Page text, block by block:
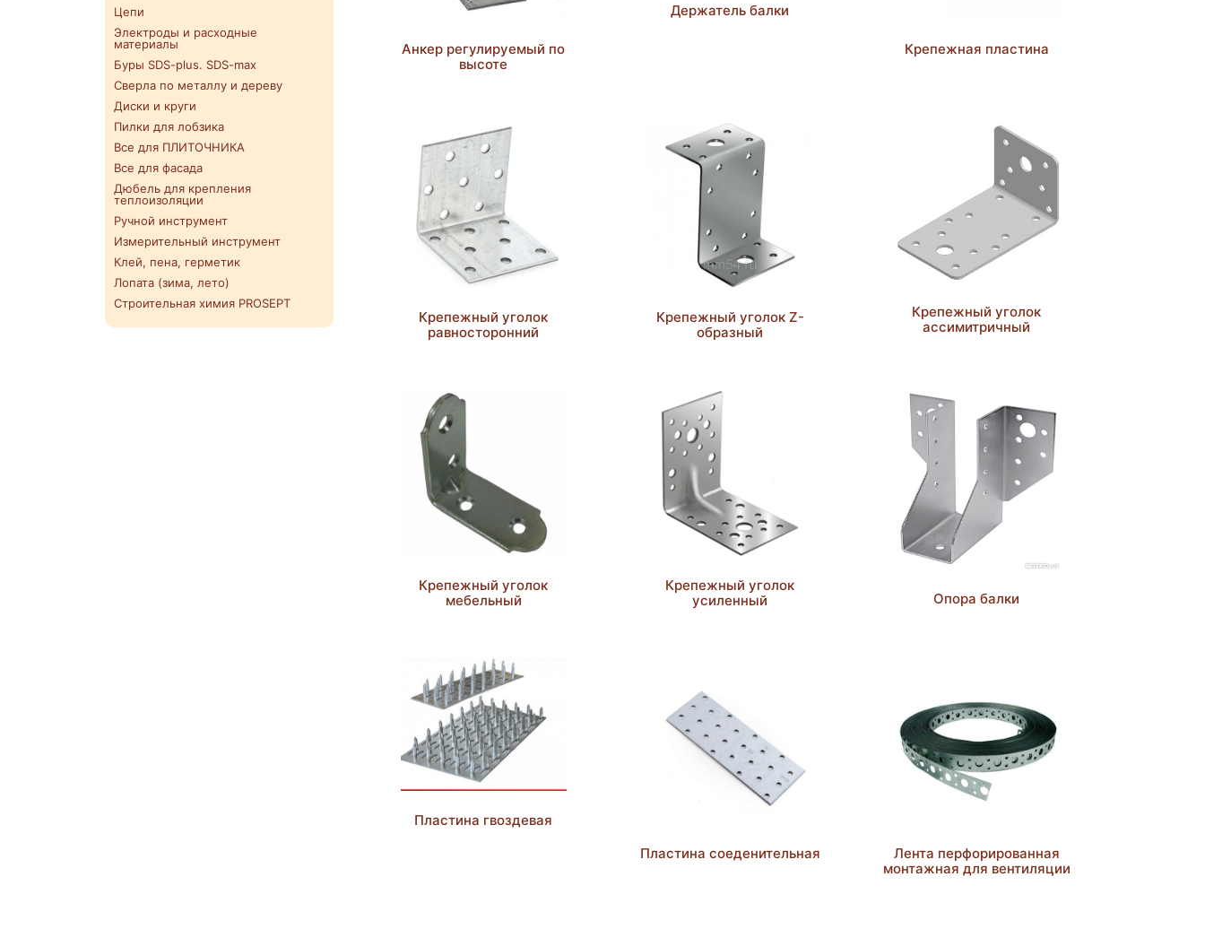
Цепи
Электроды и расходные
материалы
Буры SDS-plus. SDS-max
Сверла по металлу и дереву
Диски и круги
Пилки для лобзика
Все для ПЛИТОЧНИКА
Все для фасада
Дюбель для крепления
теплоизоляции
Ручной инструмент
Измерительный инструмент
Клей, пена, герметик
Лопата (зима, лето)
Строительная химия PROSEPT
Анкер регулируемый по
высоте
Держатель балки
Крепежная пластина
Крепежный уголок
равносторонний
Крепежный уголок Z-
образный
Крепежный уголок
ассимитричный
Крепежный уголок
мебельный
Крепежный уголок
усиленный
Опора балки
Пластина гвоздевая
Пластина соеденительная
Лента перфорированная
монтажная для вентиляции